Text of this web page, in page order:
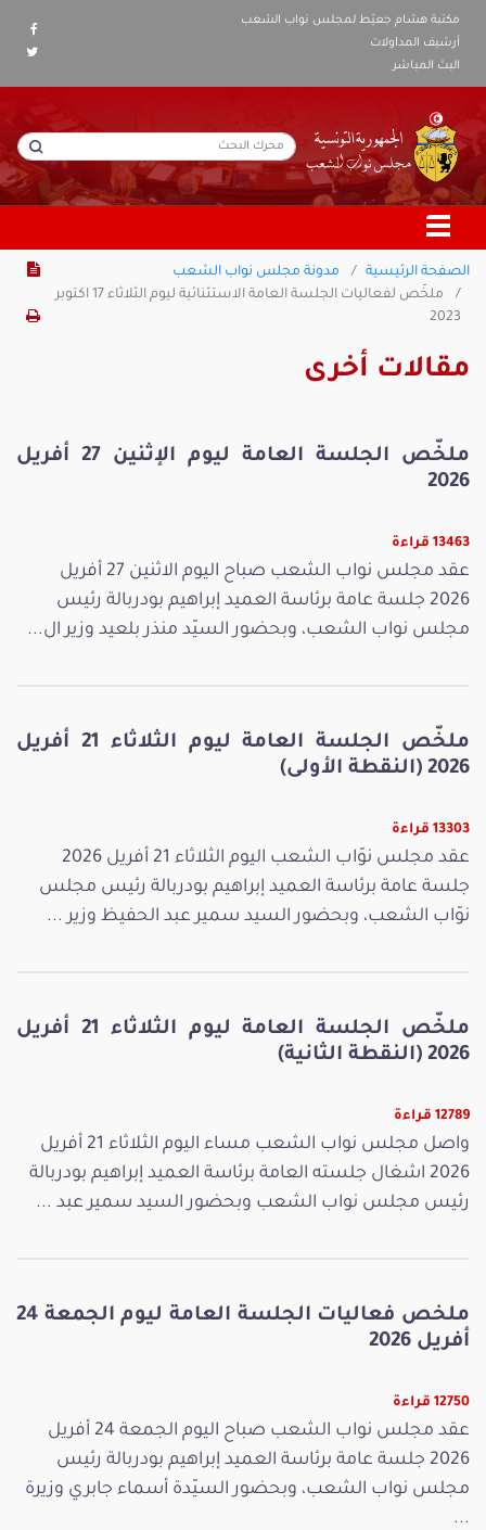
مكتبة هشام جعيّط لمجلس نواب الشعب
أرشيف المداولات
البث المباشر
الصفحة الرئيسية
مدونة مجلس نواب الشعب
ملخّص لفعاليات الجلسة العامة الاستثنائية ليوم الثلاثاء 17 اكتوبر
2023
مقالات أخرى
ملخّص الجلسة العامة ليوم الإثنين 27 أفريل
2026
13463 قراءة
عقد مجلس نواب الشعب صباح اليوم الاثنين 27 أفريل
2026 جلسة عامة برئاسة العميد إبراهيم بودربالة رئيس
مجلس نواب الشعب، وبحضور السيّد منذر بلعيد وزير ال...
ملخّص الجلسة العامة ليوم الثلاثاء 21 أفريل
2026 (النقطة الأولى)
13303 قراءة
عقد مجلس نوّاب الشعب اليوم الثلاثاء 21 أفريل 2026
جلسة عامة برئاسة العميد إبراهيم بودربالة رئيس مجلس
نوّاب الشعب، وبحضور السيد سمير عبد الحفيظ وزير ...
ملخّص الجلسة العامة ليوم الثلاثاء 21 أفريل
2026 (النقطة الثانية)
12789 قراءة
واصل مجلس نواب الشعب مساء اليوم الثلاثاء 21 أفريل
2026 اشغال جلسته العامة برئاسة العميد إبراهيم بودربالة
رئيس مجلس نواب الشعب وبحضور السيد سمير عبد ...
ملخص فعاليات الجلسة العامة ليوم الجمعة 24
أفريل 2026
12750 قراءة
عقد مجلس نواب الشعب صباح اليوم الجمعة 24 أفريل
2026 جلسة عامة برئاسة العميد إبراهيم بودربالة رئيس
مجلس نواب الشعب، وبحضور السيّدة أسماء جابري وزيرة
...